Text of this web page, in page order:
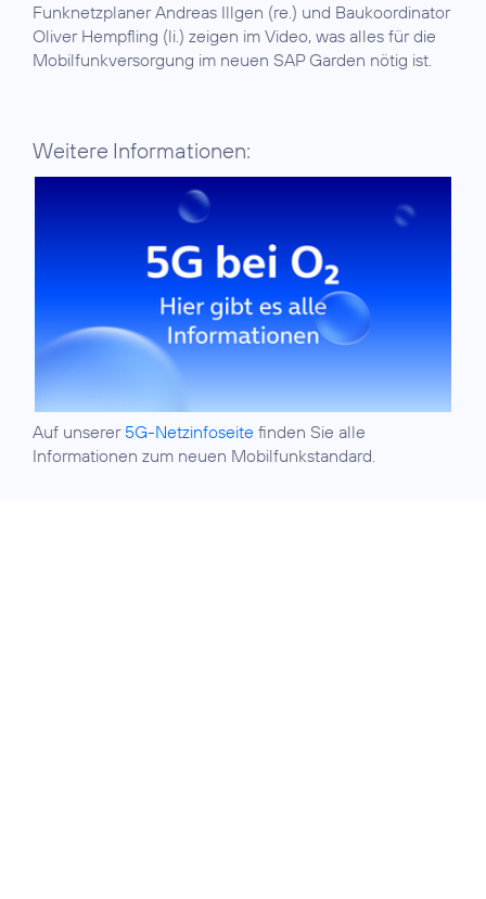
Funknetzplaner Andreas Illgen (re.) und Baukoordinator
Oliver Hempfling (li.) zeigen im Video, was alles für die
Mobilfunkversorgung im neuen SAP Garden nötig ist.
Weitere Informationen:
Auf unserer 5G-Netzinfoseite finden Sie alle
Informationen zum neuen Mobilfunkstandard.